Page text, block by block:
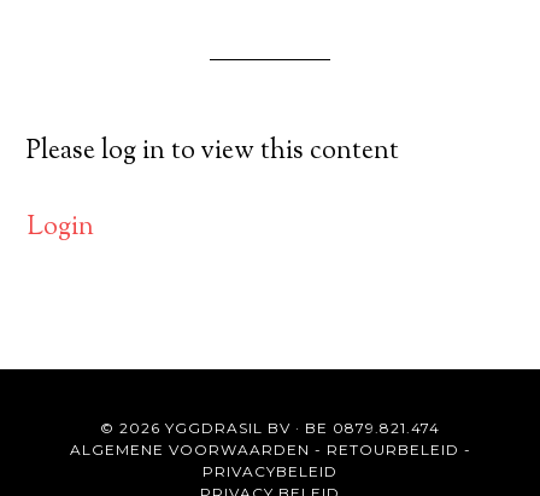
Please log in to view this content
Login
© 2026 YGGDRASIL BV · BE 0879.821.474
ALGEMENE VOORWAARDEN - RETOURBELEID -
PRIVACYBELEID